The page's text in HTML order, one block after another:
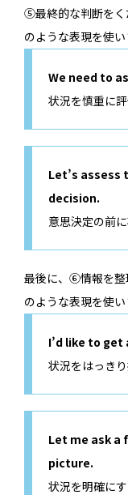
⑤最終的な判断をく
のような表現を使い
We need to
状況を慎重に
Let’s
decision.
意思決定の前
最後に、⑥情報を整
のような表現を使い
I’d like to
状況をはっきり
Let me ask a
picture.
状況を明確に